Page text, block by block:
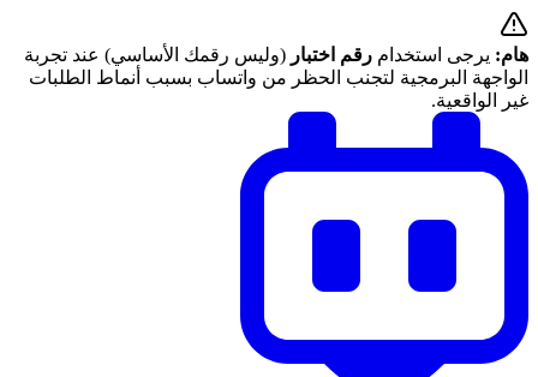
هام: يرجى استخدام رقم اختبار (وليس رقمك الأساسي) عند تجربة
الواجهة البرمجية لتجنب الحظر من واتساب بسبب أنماط الطلبات
غير الواقعية.